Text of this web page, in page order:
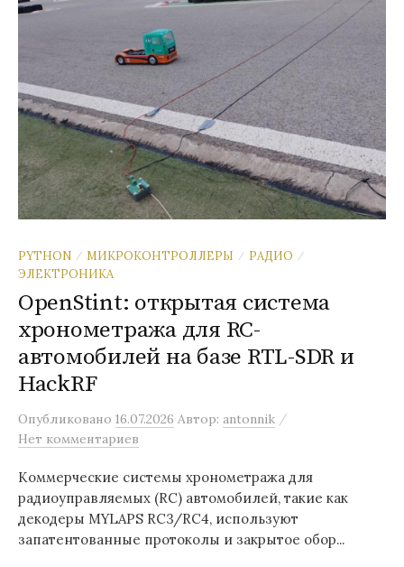
PYTHON / МИКРОКОНТРОЛЛЕРЫ / РАДИО /
ЭЛЕКТРОНИКА
OpenStint: открытая система
хронометража для RC-
автомобилей на базе RTL-SDR и
HackRF
Опубликовано 16.07.2026 Автор: antonnik /
Нет комментариев
Коммерческие системы хронометража для
радиоуправляемых (RC) автомобилей, такие как
декодеры MYLAPS RC3/RC4, используют
запатентованные протоколы и закрытое обор...